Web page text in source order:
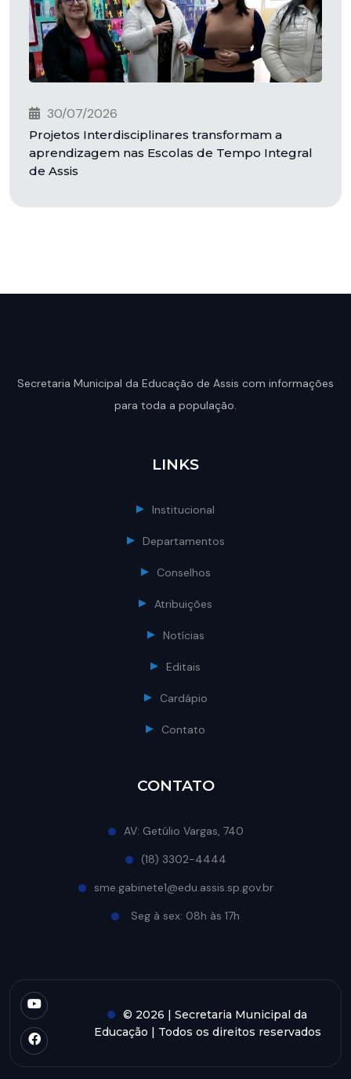
30/07/2026
Projetos Interdisciplinares transformam a
aprendizagem nas Escolas de Tempo Integral
de Assis
Secretaria Municipal da Educação de Assis com informações
para toda a população.
LINKS
Institucional
Departamentos
Conselhos
Atribuições
Notícias
Editais
Cardápio
Contato
CONTATO
AV: Getúlio Vargas, 740
(18) 3302-4444
sme.gabinete1@edu.assis.sp.gov.br
Seg à sex: 08h às 17h
© 2026 | Secretaria Municipal da
Educação | Todos os direitos reservados